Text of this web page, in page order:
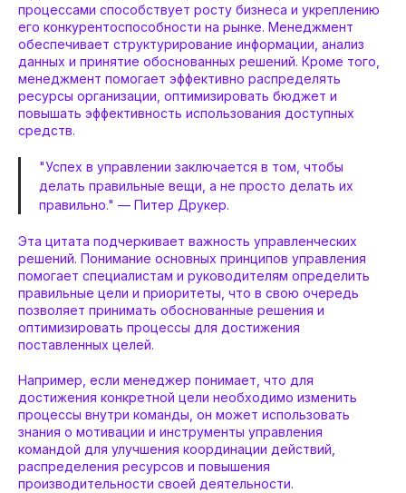
процессами способствует росту бизнеса и укреплению
его конкурентоспособности на рынке. Менеджмент
обеспечивает структурирование информации, анализ
данных и принятие обоснованных решений. Кроме того,
менеджмент помогает эффективно распределять
ресурсы организации, оптимизировать бюджет и
повышать эффективность использования доступных
средств.
"Успех в управлении заключается в том, чтобы
делать правильные вещи, а не просто делать их
правильно." — Питер Друкер.
Эта цитата подчеркивает важность управленческих
решений. Понимание основных принципов управления
помогает специалистам и руководителям определить
правильные цели и приоритеты, что в свою очередь
позволяет принимать обоснованные решения и
оптимизировать процессы для достижения
поставленных целей.
Например, если менеджер понимает, что для
достижения конкретной цели необходимо изменить
процессы внутри команды, он может использовать
знания о мотивации и инструменты управления
командой для улучшения координации действий,
распределения ресурсов и повышения
производительности своей деятельности.